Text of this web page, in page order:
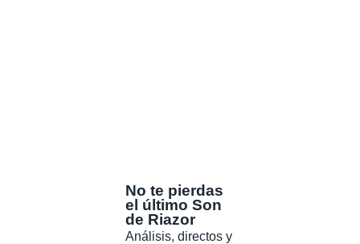
No te pierdas
el último Son
de Riazor
Análisis, directos y